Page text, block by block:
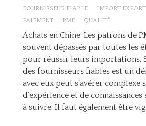
FOURNISSEUR FIABLE
IMPORT EXPORT
PAIEMENT
PME QUALITÉ
Achats en Chine: Les patrons de
souvent dépassés par toutes les
pour réussir leurs importations.
des fournisseurs fiables est un
avec eux peut s’avérer complexe
d’expérience et de
à suivre. Il faut également être